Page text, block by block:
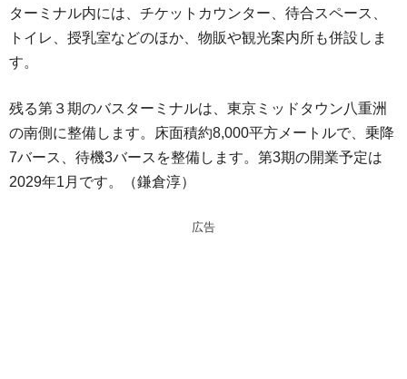
ターミナル内には、チケットカウンター、待合スペース、
トイレ、授乳室などのほか、物販や観光案内所も併設しま
す。
残る第３期のバスターミナルは、東京ミッドタウン八重洲
の南側に整備します。床面積約8,000平方メートルで、乗降
7バース、待機3バースを整備します。第3期の開業予定は
2029年1月です。（鎌倉淳）
広告